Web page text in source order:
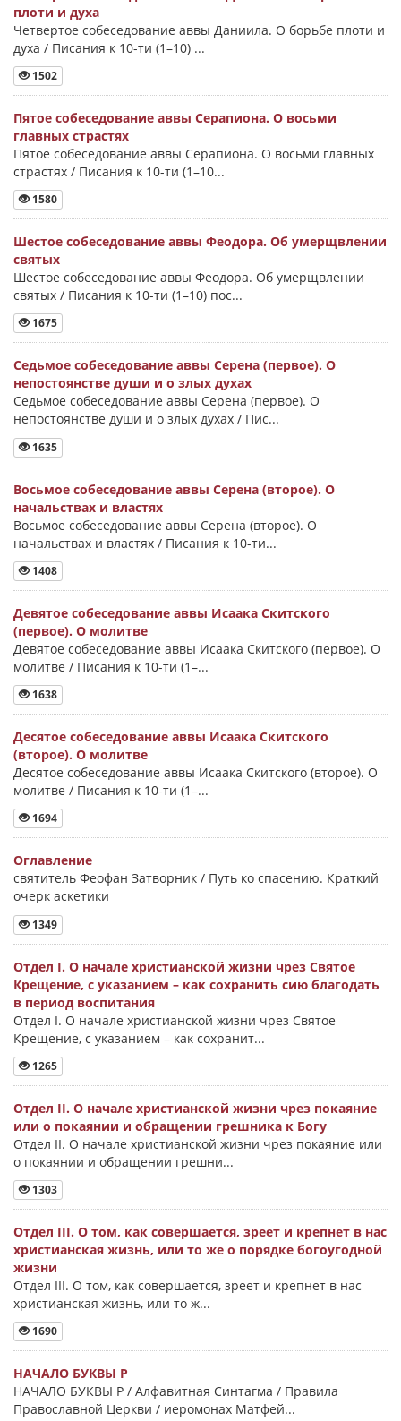
плоти и духа
Четвертое собеседование аввы Даниила. О борьбе плоти и
духа / Писания к 10-ти (1–10) ...
1502
Пятое собеседование аввы Серапиона. О восьми
главных страстях
Пятое собеседование аввы Серапиона. О восьми главных
страстях / Писания к 10-ти (1–10...
1580
Шестое собеседование аввы Феодора. Об умерщвлении
святых
Шестое собеседование аввы Феодора. Об умерщвлении
святых / Писания к 10-ти (1–10) пос...
1675
Седьмое собеседование аввы Серена (первое). О
непостоянстве души и о злых духах
Седьмое собеседование аввы Серена (первое). О
непостоянстве души и о злых духах / Пис...
1635
Восьмое собеседование аввы Серена (второе). О
начальствах и властях
Восьмое собеседование аввы Серена (второе). О
начальствах и властях / Писания к 10-ти...
1408
Девятое собеседование аввы Исаака Скитского
(первое). О молитве
Девятое собеседование аввы Исаака Скитского (первое). О
молитве / Писания к 10-ти (1–...
1638
Десятое собеседование аввы Исаака Скитского
(второе). О молитве
Десятое собеседование аввы Исаака Скитского (второе). О
молитве / Писания к 10-ти (1–...
1694
Оглавление
святитель Феофан Затворник / Путь ко спасению. Краткий
очерк аскетики
1349
Отдел I. О начале христианской жизни чрез Святое
Крещение, с указанием – как сохранить сию благодать
в период воспитания
Отдел I. О начале христианской жизни чрез Святое
Крещение, с указанием – как сохранит...
1265
Отдел II. О начале христианской жизни чрез покаяние
или о покаянии и обращении грешника к Богу
Отдел II. О начале христианской жизни чрез покаяние или
о покаянии и обращении грешни...
1303
Отдел III. О том, как совершается, зреет и крепнет в нас
христианская жизнь, или то же о порядке богоугодной
жизни
Отдел III. О том, как совершается, зреет и крепнет в нас
христианская жизнь, или то ж...
1690
НАЧАЛО БУКВЫ Ρ
НАЧАЛО БУКВЫ Ρ / Алфавитная Синтагма / Правила
Православной Церкви / иеромонах Матфей...